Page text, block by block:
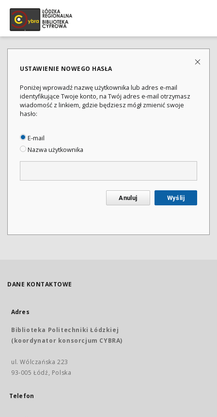
USTAWIENIE NOWEGO HASŁA
Poniżej wprowadź nazwę użytkownika lub adres e-mail
identyfikujące Twoje konto, na Twój adres e-mail otrzymasz
wiadomość z linkiem, gdzie będziesz mógł zmienić swoje
hasło:
E-mail
Nazwa użytkownika
Anuluj Wyślij
DANE KONTAKTOWE
Adres
Biblioteka Politechniki Łódzkiej
(koordynator konsorcjum CYBRA)
ul. Wólczańska 223
93-005 Łódź, Polska
Telefon